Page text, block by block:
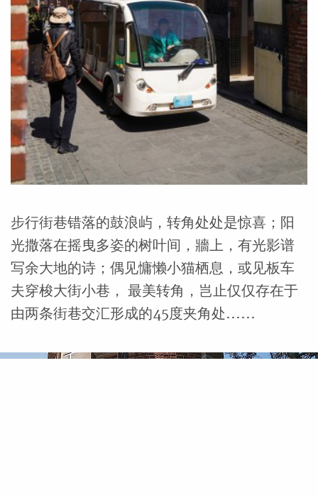
步行街巷错落的鼓浪屿，转角处处是惊喜；阳
光撒落在摇曳多姿的树叶间，牆上，有光影谱
写余大地的诗；偶见慵懒小猫栖息，或见板车
夫穿梭大街小巷， 最美转角，岂止仅仅存在于
由两条街巷交汇形成的45度夹角处……